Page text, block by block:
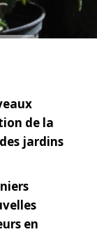
de la
jardins
en